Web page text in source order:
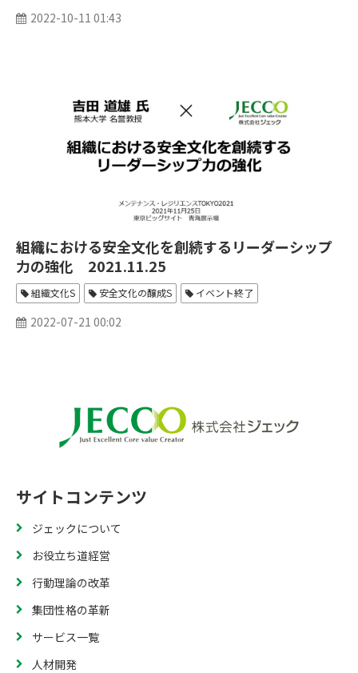
2022-10-11 01:43
組織における安全文化を創続するリーダーシップ
力の強化 2021.11.25
組織文化S 安全文化の醸成S イベント終了
2022-07-21 00:02
サイトコンテンツ
ジェックについて
お役立ち道経営
行動理論の改革
集団性格の革新
サービス一覧
人材開発